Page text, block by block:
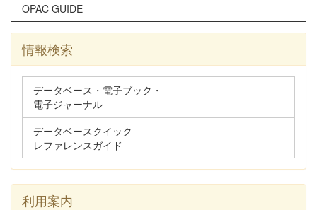
OPAC GUIDE
情報検索
データベース・電子ブック・
電子ジャーナル
データベースクイック
レファレンスガイド
利用案内